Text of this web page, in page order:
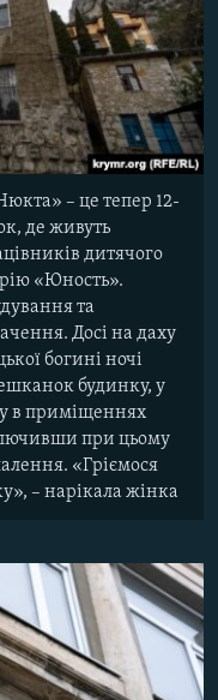
– це тепер 12-
де живуть
дитячого
«Юность».
та
Досі на даху
богині ночі
будинку, у
в приміщеннях
при цьому
«Гріємося
– нарікала жінка